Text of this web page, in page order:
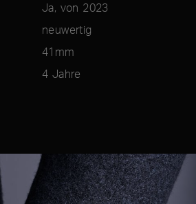
Ja, von 2023
neuwertig
41mm
4 Jahre